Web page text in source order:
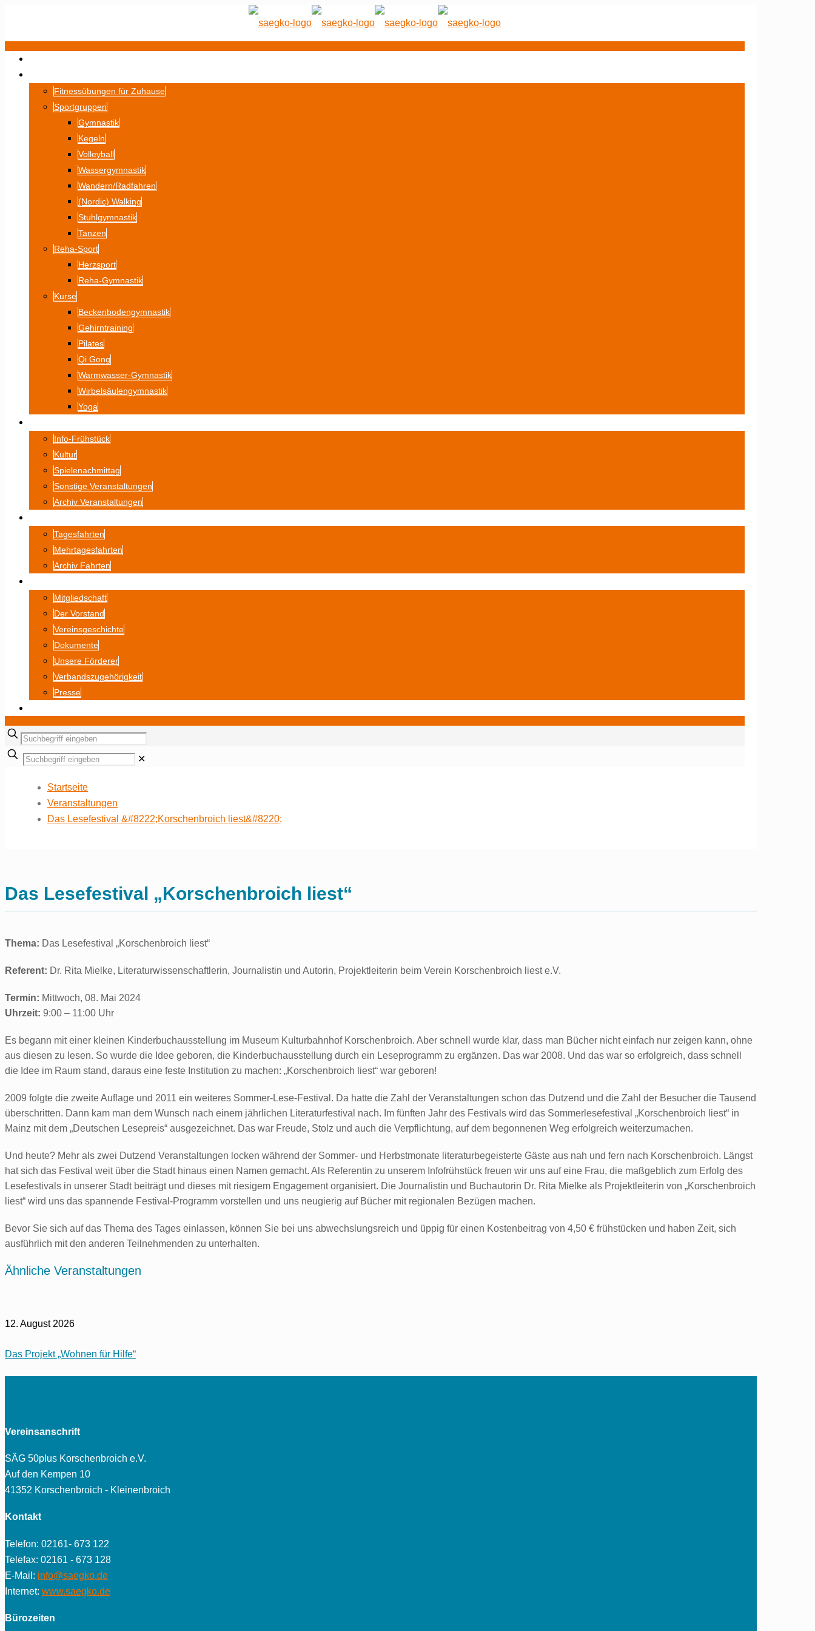
Fitnessübungen für Zuhause
Sportgruppen
Gymnastik
Kegeln
Volleyball
Wassergymnastik
Wandern/Radfahren
(Nordic) Walking
Stuhlgymnastik
Tanzen
Reha-Sport
Herzsport
Reha-Gymnastik
Kurse
Beckenbodengymnastik
Gehirntraining
Pilates
Qi Gong
Warmwasser-Gymnastik
Wirbelsäulengymnastik
Yoga
Info-Frühstück
Kultur
Spielenachmittag
Sonstige Veranstaltungen
Archiv Veranstaltungen
Tagesfahrten
Mehrtagesfahrten
Archiv Fahrten
Mitgliedschaft
Der Vorstand
Vereinsgeschichte
Dokumente
Unsere Förderer
Verbandszugehörigkeit
Presse
✕
Startseite
Veranstaltungen
Das Lesefestival &#8222;Korschenbroich liest&#8220;
Das Lesefestival „Korschenbroich liest“
Thema: Das Lesefestival „Korschenbroich liest“
Referent: Dr. Rita Mielke, Literaturwissenschaftlerin, Journalistin und Autorin, Projektleiterin beim Verein Korschenbroich liest e.V.
Termin: Mittwoch, 08. Mai 2024
Uhrzeit: 9:00 – 11:00 Uhr
Es begann mit einer kleinen Kinderbuchausstellung im Museum Kulturbahnhof Korschenbroich. Aber schnell wurde klar, dass man Bücher nicht einfach nur zeigen kann, ohne
aus diesen zu lesen. So wurde die Idee geboren, die Kinderbuchausstellung durch ein Leseprogramm zu ergänzen. Das war 2008. Und das war so erfolgreich, dass schnell
die Idee im Raum stand, daraus eine feste Institution zu machen: „Korschenbroich liest“ war geboren!
2009 folgte die zweite Auflage und 2011 ein weiteres Sommer-Lese-Festival. Da hatte die Zahl der Veranstaltungen schon das Dutzend und die Zahl der Besucher die Tausend
überschritten. Dann kam man dem Wunsch nach einem jährlichen Literaturfestival nach. Im fünften Jahr des Festivals wird das Sommerlesefestival „Korschenbroich liest“ in
Mainz mit dem „Deutschen Lesepreis“ ausgezeichnet. Das war Freude, Stolz und auch die Verpflichtung, auf dem begonnenen Weg erfolgreich weiterzumachen.
Und heute? Mehr als zwei Dutzend Veranstaltungen locken während der Sommer- und Herbstmonate literaturbegeisterte Gäste aus nah und fern nach Korschenbroich. Längst
hat sich das Festival weit über die Stadt hinaus einen Namen gemacht. Als Referentin zu unserem Infofrühstück freuen wir uns auf eine Frau, die maßgeblich zum Erfolg des
Lesefestivals in unserer Stadt beiträgt und dieses mit riesigem Engagement organisiert. Die Journalistin und Buchautorin Dr. Rita Mielke als Projektleiterin von „Korschenbroich
liest“ wird uns das spannende Festival-Programm vorstellen und uns neugierig auf Bücher mit regionalen Bezügen machen.
Bevor Sie sich auf das Thema des Tages einlassen, können Sie bei uns abwechslungsreich und üppig für einen Kostenbeitrag von 4,50 € frühstücken und haben Zeit, sich
ausführlich mit den anderen Teilnehmenden zu unterhalten.
Ähnliche Veranstaltungen
12. August 2026
Das Projekt „Wohnen für Hilfe“
Vereinsanschrift
SÄG 50plus Korschenbroich e.V.
Auf den Kempen 10
41352 Korschenbroich - Kleinenbroich
Kontakt
Telefon: 02161- 673 122
Telefax: 02161 - 673 128
E-Mail: info@saegko.de
Internet: www.saegko.de
Bürozeiten